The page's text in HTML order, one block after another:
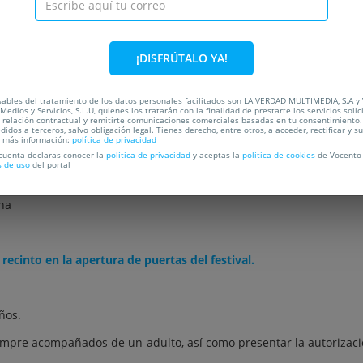
de ‘Aupa Lumbreiras!!’, donde la música y la pasión se
las edades. La entrada es gratuita para menores de 12 años
formulario de autorización que se recoge en la taquilla del
arbolada, ideal para todas las edades. Dispone de una
con opciones gratuitas y de pago, con sombra, ubicado a
en la apertura de puertas del festival.
acompañados de un adulto, así como presentar la
¡DISFRÚTALO YA!
del tratamiento de los datos personales facilitados son LA VERDAD MULTIMEDIA, S.A y
y Servicios, S.L.U, quienes los tratarán con la finalidad de prestarte los servicios
contractual y remitirte comunicaciones comerciales basadas en tu
a terceros, salvo obligación legal. Tienes derecho, entre otros, a acceder, rectificar y
información: política de privacidad
declaras conocer la política de privacidad y aceptas la política de cookies de
de uso del portal